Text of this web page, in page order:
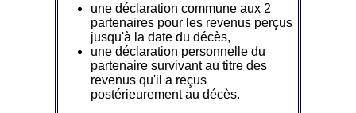
une déclaration commune aux 2
partenaires pour les revenus perçus
jusqu'à la date du décès,
une déclaration personnelle du
partenaire survivant au titre des
revenus qu'il a reçus
postérieurement au décès.